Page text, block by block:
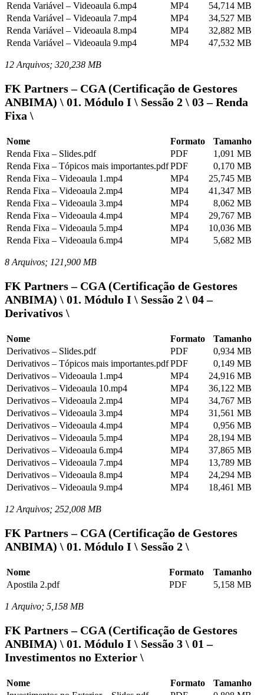
Renda Variável – Videoaula 6.mp4
MP4
54,714 MB
Renda Variável – Videoaula 7.mp4
MP4
34,527 MB
Renda Variável – Videoaula 8.mp4
MP4
32,882 MB
Renda Variável – Videoaula 9.mp4
MP4 47,532 MB
12 Arquivos; 320,238 MB
FK Partners – CGA (Certificação de Gestores
ANBIMA) \ 01. Módulo I \ Sessão 2 \ 03 – Renda
Fixa \
Nome Formato
Tamanho
Renda Fixa – Slides.pdf
PDF
1,091 MB
Renda Fixa – Tópicos mais importantes.pdfPDF
0,170 MB
Renda Fixa – Videoaula 1.mp4
MP4
25,745 MB
Renda Fixa – Videoaula 2.mp4
MP4
41,347 MB
Renda Fixa – Videoaula 3.mp4
MP4
8,062 MB
Renda Fixa – Videoaula 4.mp4
MP4
29,767 MB
Renda Fixa – Videoaula 5.mp4
MP4
10,036 MB
Renda Fixa – Videoaula 6.mp4
MP4 5,682 MB
8 Arquivos; 121,900 MB
FK Partners – CGA (Certificação de Gestores
ANBIMA) \ 01. Módulo I \ Sessão 2 \ 04 –
Derivativos \
Nome Formato
Tamanho
Derivativos – Slides.pdf
PDF
0,934 MB
Derivativos – Tópicos mais importantes.pdfPDF
0,149 MB
Derivativos – Videoaula 1.mp4
MP4
24,916 MB
Derivativos – Videoaula 10.mp4
MP4
36,122 MB
Derivativos – Videoaula 2.mp4
MP4
34,767 MB
Derivativos – Videoaula 3.mp4
MP4
31,561 MB
Derivativos – Videoaula 4.mp4
MP4
0,956 MB
Derivativos – Videoaula 5.mp4
MP4
28,194 MB
Derivativos – Videoaula 6.mp4
MP4
37,865 MB
Derivativos – Videoaula 7.mp4
MP4
13,789 MB
Derivativos – Videoaula 8.mp4
MP4
24,294 MB
Derivativos – Videoaula 9.mp4
MP4 18,461 MB
12 Arquivos; 252,008 MB
FK Partners – CGA (Certificação de Gestores
ANBIMA) \ 01. Módulo I \ Sessão 2 \
Nome Formato
Tamanho
Apostila 2.pdf
PDF 5,158 MB
1 Arquivo; 5,158 MB
FK Partners – CGA (Certificação de Gestores
ANBIMA) \ 01. Módulo I \ Sessão 3 \ 01 –
Investimentos no Exterior \
Nome Formato
Tamanho